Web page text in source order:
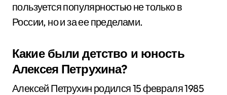
пользуется популярностью не только в
России, но и за ее пределами.
Какие были детство и юность
Алексея Петрухина?
Алексей Петрухин родился 15 февраля 1985